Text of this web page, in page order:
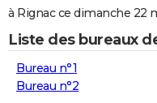
COPAINS D'AVANT
S'inscrire
Se connecter
Lycées
Collèges
Primaires
Universités
Entreprises
Service militaire
Avis de recherche
AVIS DE DÉCÈS
FORUM
à Rignac ce dimanche 22
Liste des bureaux
Bureau n°1
Bureau n°2